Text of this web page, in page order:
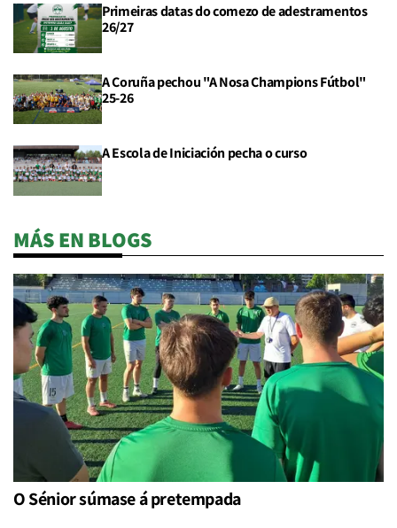
Primeiras datas do comezo de adestramentos
26/27
A Coruña pechou "A Nosa Champions Fútbol"
25-26
A Escola de Iniciación pecha o curso
MÁS EN BLOGS
O Sénior súmase á pretempada